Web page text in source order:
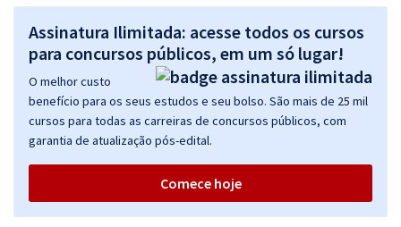
39,99
Economize R$ 119,98 (-20%)
Comprar
UNIRIO - Universidade Federal do Estado do Rio de Janeiro - Cargo
407: Enfermeiro - Área
à vista
ou 12x deR$33,33
Assinatura Ilimitada: acesse todos os cursos
para concursos públicos, em um só lugar!
O melhor custo
benefício para os seus estudos e seu bolso. São mais de 25 mil
cursos para todas as carreiras de concursos públicos, com
garantia de atualização pós-edital.
Comece hoje